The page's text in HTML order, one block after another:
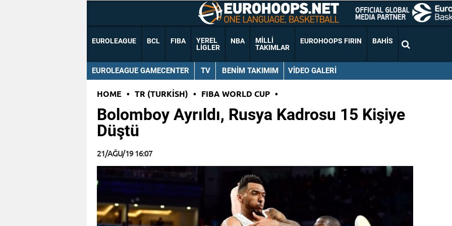
EUROLEAGUE BCL FIBA
YEREL
LIGLER
NBA
MILLI
TAKIMLAR
EUROHOOPS FIRIN BAHIS
EUROLEAGUE GAMECENTER TV BENIM TAKIMIM VIDEO GALERI
HOME • TR (TURKISH) • FIBA WORLD CUP •
Bolomboy Ayrıldı, Rusya Kadrosu 15 Kişiye
Düştü
21/AĞU/19 16:07